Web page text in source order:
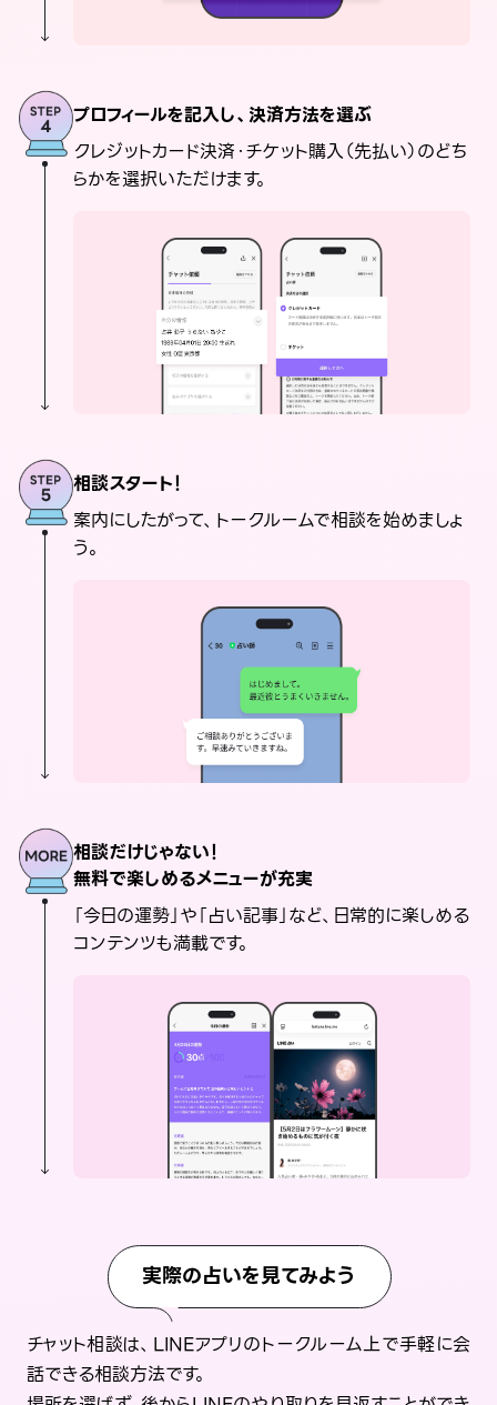
プロフィールを記入し、決済方法を選ぶ
クレジットカード決済・チケット購入（先払い）のどち
らかを選択いただけます。
相談スタート！
案内にしたがって、トークルームで相談を始めましょ
う。
相談だけじゃない！
無料で楽しめるメニューが充実
「今日の運勢」や「占い記事」など、日常的に楽しめる
コンテンツも満載です。
実際の占いを見てみよう
チャット相談は、LINEアプリのトークルーム上で手軽に会
話できる相談方法です。